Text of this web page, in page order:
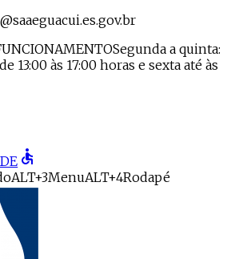
Segunda a quinta:
13:00 às 17:00 horas e sexta até às
accessible
ALT+3MenuALT+4Rodapé